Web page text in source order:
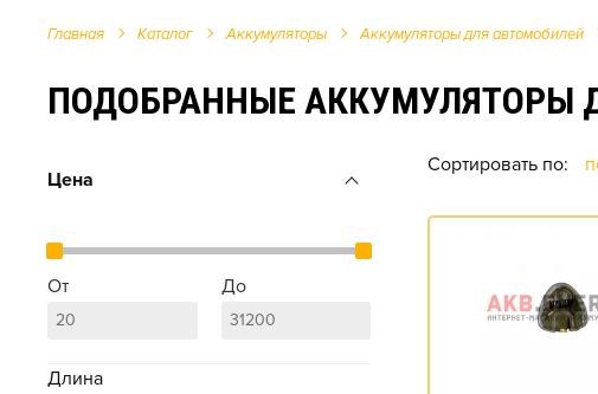
Главная Каталог Аккумуляторы Аккумуляторы для автомобилей
ПОДОБРАННЫЕ АККУМУЛЯТОРЫ
Цена
От До
Длина
Сортировать по: